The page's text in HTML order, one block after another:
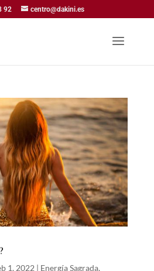
92 centro@dakini.es
1, 2022 | Energía Sagrada,